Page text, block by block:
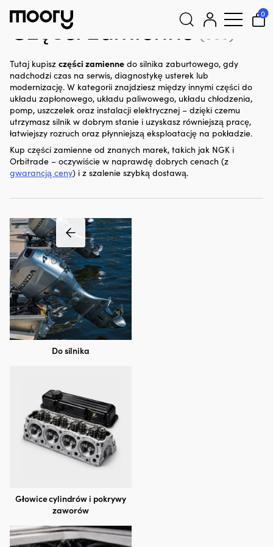
0
Części zamienne (666)
Tutaj kupisz części zamienne do silnika zaburtowego, gdy
nadchodzi czas na serwis, diagnostykę usterek lub
modernizację. W kategorii znajdziesz między innymi części do
układu zapłonowego, układu paliwowego, układu chłodzenia,
pomp, uszczelek oraz instalacji elektrycznej – dzięki czemu
utrzymasz silnik w dobrym stanie i uzyskasz równiejszą pracę,
łatwiejszy rozruch oraz płynniejszą eksploatację na pokładzie.
Kup części zamienne od znanych marek, takich jak NGK i
Orbitrade – oczywiście w naprawdę dobrych cenach (z
gwarancją ceny) i z szalenie szybką dostawą.
Do silnika
Głowice cylindrów i pokrywy
zaworów